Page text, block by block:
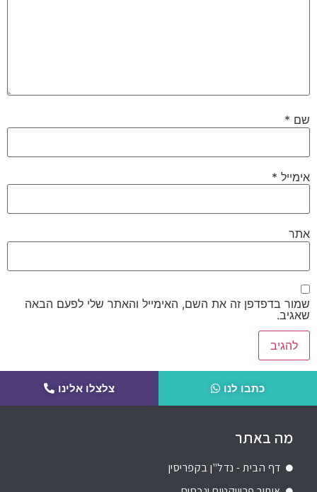
שם *
אימייל *
אתר
שמור בדפדפן זה את השם, האימייל והאתר שלי לפעם הבאה
שאגיב.
כתבו לנו צלצלו אלינו
מה באתר
דף הבית - נדל"ן בקפריסין